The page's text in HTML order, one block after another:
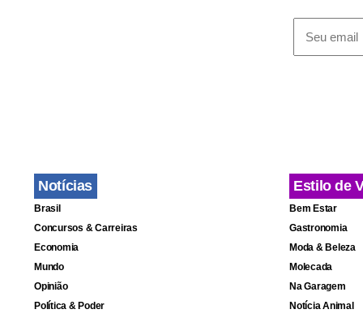
Carlos
Carlos em
Notícias
Brasil
Concursos & Carreiras
Economia
Mundo
Opinião
Política & Poder
Estilo de
Bem Estar
Gastronomia
Moda & Beleza
Molecada
Na Garagem
Notícia Animal